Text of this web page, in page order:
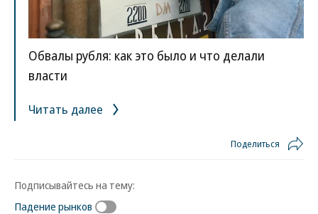
Обвалы рубля: как это было и что делали
власти
Читать далее
Поделиться
Подписывайтесь на тему:
Падение рынков